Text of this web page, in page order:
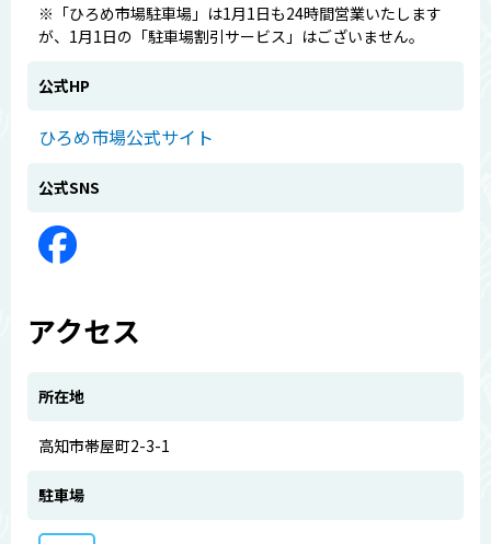
※「ひろめ市場駐車場」は1月1日も24時間営業いたします
が、1月1日の「駐車場割引サービス」はございません。
公式HP
ひろめ市場公式サイト
公式SNS
アクセス
所在地
高知市帯屋町2-3-1
駐車場